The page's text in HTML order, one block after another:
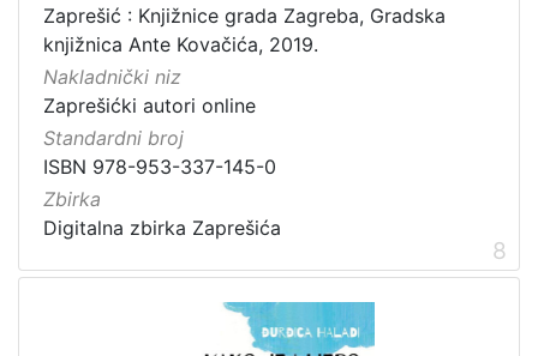
Zaprešić : Knjižnice grada Zagreba, Gradska
knjižnica Ante Kovačića, 2019.
Nakladnički niz
Zaprešićki autori online
Standardni broj
ISBN 978-953-337-145-0
Zbirka
Digitalna zbirka Zaprešića
8